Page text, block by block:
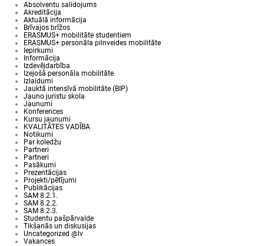
Absolventu salidojums
Akreditācija
Aktuālā informācija
Brīvajos brīžos
ERASMUS+ mobilitāte studentiem
ERASMUS+ personāla pilnveides mobilitāte
Iepirkumi
Informācija
Izdevējdarbība
Izejošā personāla mobilitāte
Izlaidumi
Jauktā intensīvā mobilitāte (BIP)
Jauno juristu skola
Jaunumi
Konferences
Kursu jaunumi
KVALITĀTES VADĪBA
Notikumi
Par koledžu
Partneri
Partneri
Pasākumi
Prezentācijas
Projekti/pētījumi
Publikācijas
SAM 8.2.1.
SAM 8.2.2.
SAM 8.2.3.
Studentu pašpārvalde
Tikšanās un diskusijas
Uncategorized @lv
Vakances